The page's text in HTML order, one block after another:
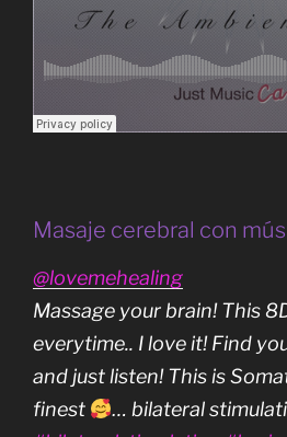
Masaje cerebral con
@lovemehealing
Massage your brain! This
everytime.. I love it! Find
and just listen! This is
finest
… bilateral